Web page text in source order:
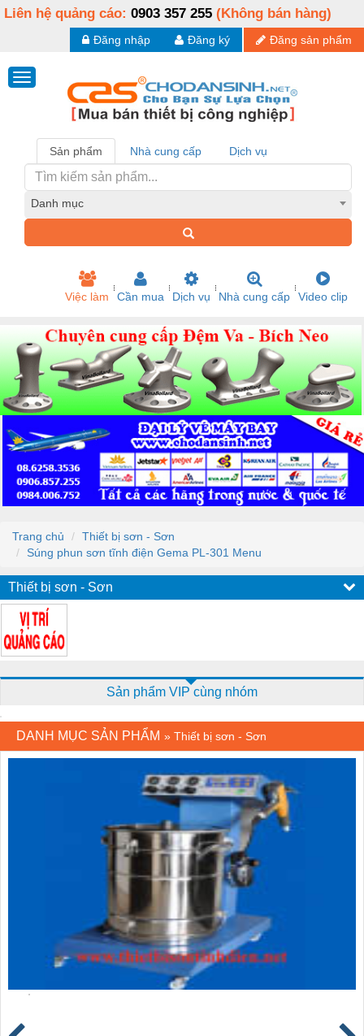
Liên hệ quảng cáo: 0903 357 255 (Không bán hàng)
Đăng sản phẩm
Đăng ký
Đăng nhập
Sản phẩm Nhà cung cấp Dịch vụ
Danh mục
Việc làm Cần mua Dịch vụ Nhà cung cấp Video clip
Trang chủ
Thiết bị sơn - Sơn
Súng phun sơn tĩnh điện Gema PL-301 Menu
Thiết bị sơn - Sơn
Sản phẩm VIP cùng nhóm
DANH MỤC SẢN PHẨM » Thiết bị sơn - Sơn